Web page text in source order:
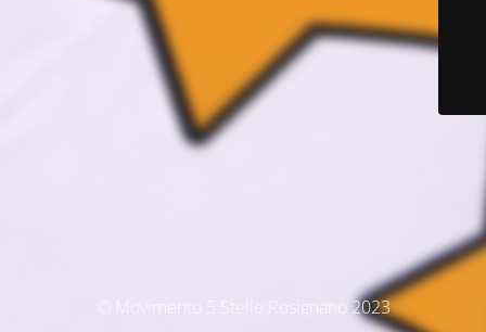
© Movimento 5 Stelle Rosignano 2023